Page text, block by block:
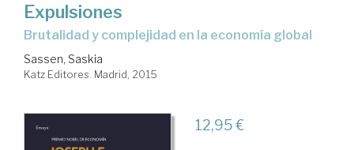
Expulsiones
brutalidad y complejidad en la economía global
Sassen, Saskia
Katz Editores. Madrid, 2015
12,95 €